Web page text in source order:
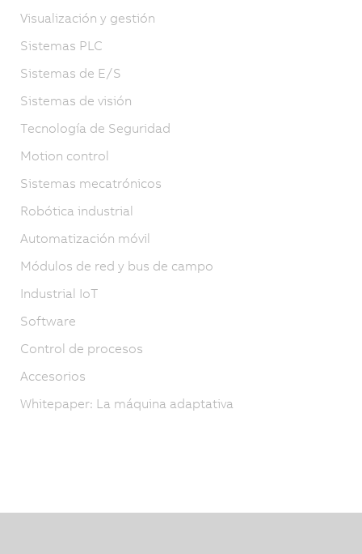
Visualización y gestión
Sistemas PLC
Sistemas de E/S
Sistemas de visión
Tecnología de Seguridad
Motion control
Sistemas mecatrónicos
Robótica industrial
Automatización móvil
Módulos de red y bus de campo
Industrial IoT
Software
Control de procesos
Accesorios
Whitepaper: La máquina adaptativa